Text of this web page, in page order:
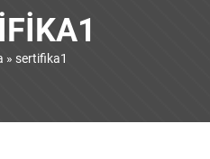
» sertifika1